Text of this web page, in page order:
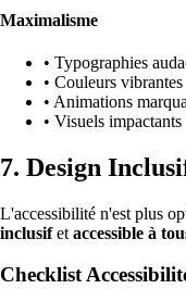
Maximalisme
• Typographies
• Couleurs vibrantes
• Animations
• Visuels impactants
7. Design
L'accessibilité n'est plus
inclusifet accessible à
Checklist